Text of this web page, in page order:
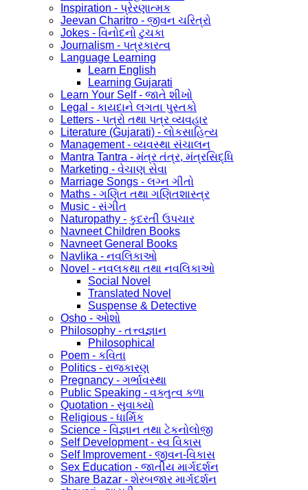
Inspiration - પ્રેરણાત્મક
Jeevan Charitro - જીવન ચરિત્રો
Jokes - વિનોદનો ટુચકા
Journalism - પત્રકારત્વ
Language Learning
Learn English
Learning Gujarati
Learn Your Self - જાતે શીખો
Legal - કાયદાને લગતા પુસ્તકો
Letters - પત્રો તથા પત્ર વ્યવહાર
Literature (Gujarati) - લોકસાહિત્ય
Management - વ્યવસ્થા સંચાલન
Mantra Tantra - મંત્ર તંત્ર, મંત્રસિદ્ધિ
Marketing - વેચાણ સેવા
Marriage Songs - લગ્ન ગીતો
Maths - ગણિત તથા ગણિતશાસ્ત્ર
Music - સંગીત
Naturopathy - કુદરતી ઉપચાર
Navneet Children Books
Navneet General Books
Navlika - નવલિકાઓ
Novel - નવલકથા તથા નવલિકાઓ
Social Novel
Translated Novel
Suspense & Detective
Osho - ઓશો
Philosophy - તત્ત્વજ્ઞાન
Philosophical
Poem - કવિતા
Politics - રાજકારણ
Pregnancy - ગર્ભાવસ્થા
Public Speaking - વક્તુત્વ કળા
Quotation - સુવાક્યો
Religious - ધાર્મિક
Science - વિજ્ઞાન તથા ટેકનોલોજી
Self Development - સ્વ વિકાસ
Self Improvement - જીવન-વિકાસ
Sex Education - જાતીય માર્ગદર્શન
Share Bazar - શેરબજાર માર્ગદર્શન